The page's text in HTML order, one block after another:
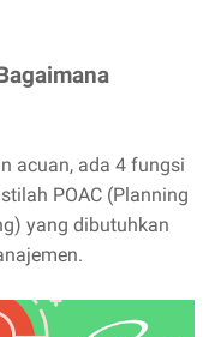
acuan, ada 4 fungsi
POAC (Planning
yang dibutuhkan